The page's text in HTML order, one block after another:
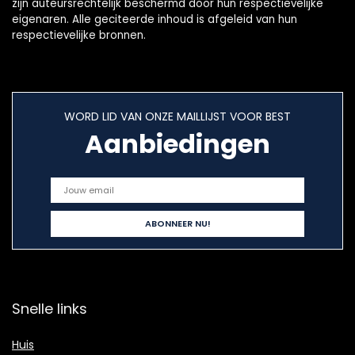
zijn auteursrechtelijk beschermd door hun respectievelijke
eigenaren. Alle geciteerde inhoud is afgeleid van hun
respectievelijke bronnen.
WORD LID VAN ONZE MAILLIJST VOOR BEST
Aanbiedingen
Snelle links
Huis